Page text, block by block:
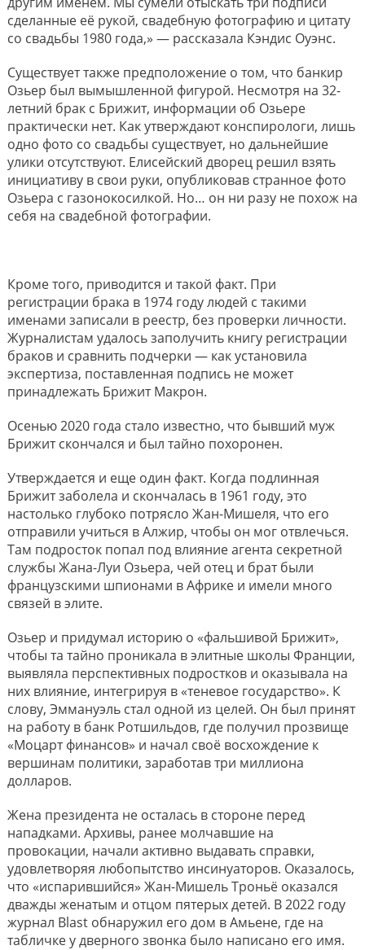
сделанные её рукой, свадебную фотографию и цитату
со свадьбы 1980 года,» — рассказала Кэндис Оуэнс.
Существует также предположение о том, что банкир
Озьер был вымышленной фигурой. Несмотря на 32-
летний брак с Брижит, информации об Озьере
практически нет. Как утверждают конспирологи, лишь
одно фото со свадьбы существует, но дальнейшие
улики отсутствуют. Елисейский дворец решил взять
инициативу в свои руки, опубликовав странное фото
Озьера с газонокосилкой. Но… он ни разу не похож на
себя на свадебной фотографии.
Кроме того, приводится и такой факт. При
регистрации брака в 1974 году людей с такими
именами записали в реестр, без проверки личности.
Журналистам удалось заполучить книгу регистрации
браков и сравнить подчерки — как установила
экспертиза, поставленная подпись не может
принадлежать Брижит Макрон.
Осенью 2020 года стало известно, что бывший муж
Брижит скончался и был тайно похоронен.
Утверждается и еще один факт. Когда подлинная
Брижит заболела и скончалась в 1961 году, это
настолько глубоко потрясло Жан-Мишеля, что его
отправили учиться в Алжир, чтобы он мог отвлечься.
Там подросток попал под влияние агента секретной
службы Жана-Луи Озьера, чей отец и брат были
французскими шпионами в Африке и имели много
связей в элите.
Озьер и придумал историю о «фальшивой Брижит»,
чтобы та тайно проникала в элитные школы Франции,
выявляла перспективных подростков и оказывала на
них влияние, интегрируя в «теневое государство». К
слову, Эммануэль стал одной из целей. Он был принят
на работу в банк Ротшильдов, где получил прозвище
«Моцарт финансов» и начал своё восхождение к
вершинам политики, заработав три миллиона
долларов.
Жена президента не осталась в стороне перед
нападками. Архивы, ранее молчавшие на
провокации, начали активно выдавать справки,
удовлетворяя любопытство инсинуаторов. Оказалось,
что «испарившийся» Жан-Мишель Троньё оказался
дважды женатым и отцом пятерых детей. В 2022 году
журнал Blast обнаружил его дом в Амьене, где на
табличке у дверного звонка было написано его имя.